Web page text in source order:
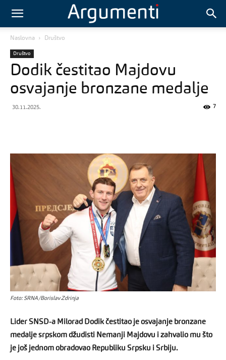
Naslovna Društvo
Društvo
Dodik čestitao Majdovu
osvajanje bronzane medalje
30.11.2025. 7
Foto: SRNA/Borislav Zdrinja
Lider SNSD-a Milorad Dodik čestitao je osvajanje bronzane
medalje srpskom džudisti Nemanji Majdovu i zahvalio mu što
je još jednom obradovao Republiku Srpsku i Srbiju.